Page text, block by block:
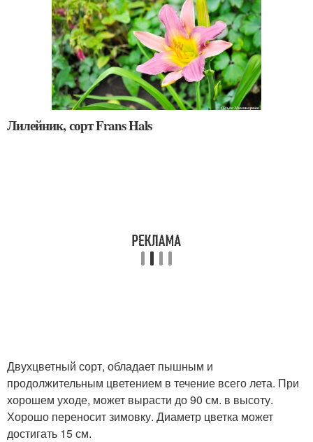
Лилейник, сорт Frans Hals
Двухцветный сорт, обладает пышным и
продолжительным цветением в течение всего лета. При
хорошем уходе, может вырасти до 90 см. в высоту.
Хорошо переносит зимовку. Диаметр цветка может
достигать 15 см.